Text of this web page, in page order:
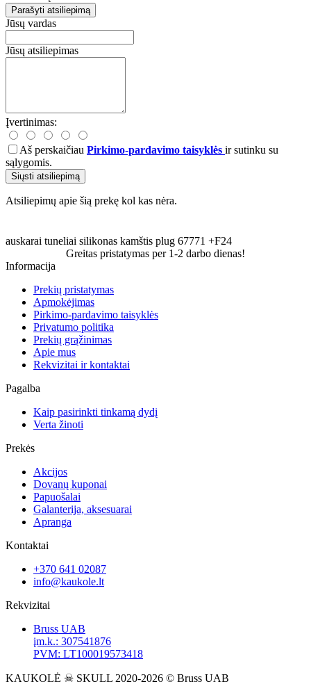
Parašyti atsiliepimą
Jūsų vardas
Jūsų atsiliepimas
Įvertinimas:
Aš perskaičiau Pirkimo-pardavimo taisyklės ir sutinku su
sąlygomis.
Siųsti atsiliepimą
Atsiliepimų apie šią prekę kol kas nėra.
auskarai tuneliai silikonas kamštis plug 67771 +F24
Greitas pristatymas per 1-2 darbo dienas!
Informacija
Prekių pristatymas
Apmokėjimas
Pirkimo-pardavimo taisyklės
Privatumo politika
Prekių grąžinimas
Apie mus
Rekvizitai ir kontaktai
Pagalba
Kaip pasirinkti tinkamą dydį
Verta žinoti
Prekės
Akcijos
Dovanų kuponai
Papuošalai
Galanterija, aksesuarai
Apranga
Kontaktai
+370 641 02087
info@kaukole.lt
Rekvizitai
Bruss UAB
įm.k.: 307541876
PVM: LT100019573418
KAUKOLĖ ☠ SKULL 2020-2026 © Bruss UAB